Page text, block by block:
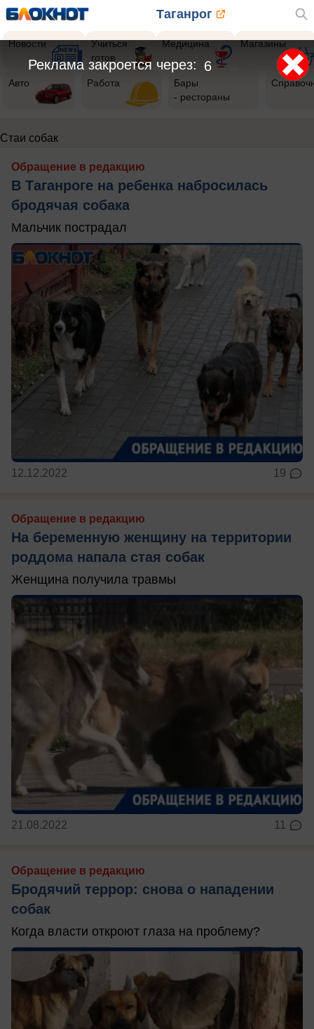
Таганрог
Новости
Учиться
готов
Медицина Магазины
Авто Работа
Бары
- рестораны
Стаи собак
Обращение в редакцию
В Таганроге на ребенка набросилась
бродячая собака
Мальчик пострадал
12.12.2022 19
Обращение в редакцию
На беременную женщину на территории
роддома напала стая собак
Женщина получила травмы
21.08.2022 11
Обращение в редакцию
Бродячий террор: снова о нападении
собак
Когда власти откроют глаза на проблему?
6
Реклама закроется через: